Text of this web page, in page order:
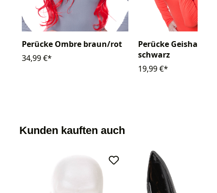
Perücke Ombre braun/rot
34,99 €*
Perücke Geisha mit
schwarz
19,99 €*
Kunden kauften auch